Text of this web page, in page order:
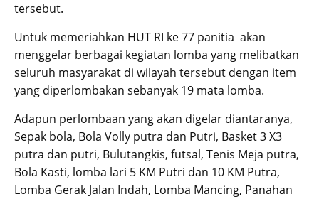
tersebut.
Untuk memeriahkan HUT RI ke 77 panitia akan
menggelar berbagai kegiatan lomba yang melibatkan
seluruh masyarakat di wilayah tersebut dengan item
yang diperlombakan sebanyak 19 mata lomba.
Adapun perlombaan yang akan digelar diantaranya,
Sepak bola, Bola Volly putra dan Putri, Basket 3 X3
putra dan putri, Bulutangkis, futsal, Tenis Meja putra,
Bola Kasti, lomba lari 5 KM Putri dan 10 KM Putra,
Lomba Gerak Jalan Indah, Lomba Mancing, Panahan